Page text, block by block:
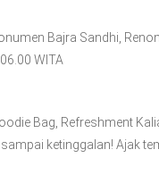
Bajra Sandhi,
WITA
Bag, Refreshment
ketinggalan! Ajak